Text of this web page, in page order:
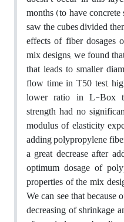
months (to have
saw the cubes divided
effects of fiber dosages
mix designs, we found
that leads to smaller
flow time in T50 test,
lower ratio in L-Box
strength had no
modulus of elasticity
adding polypropylene
a great decrease after
optimum dosage of
properties of the mix
We can see that
decreasing of shrinkage